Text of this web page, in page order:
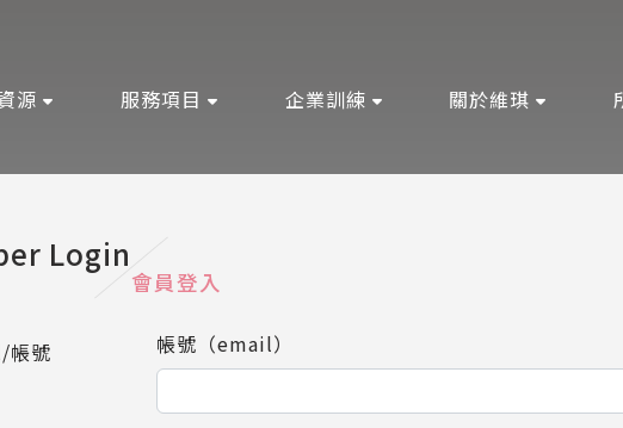
源 服務項目 企業訓練 關於維琪
Login
會員登入
帳號 帳號（email）